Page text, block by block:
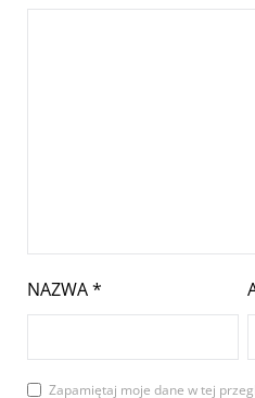
NAZWA*
Zapamiętaj moje dane w tej